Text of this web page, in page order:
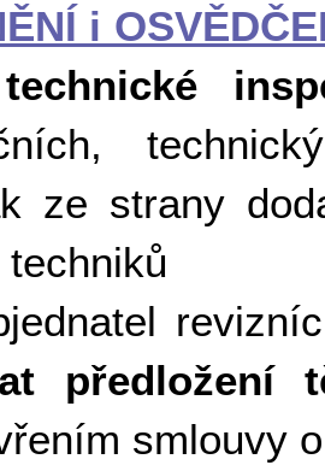
i
ze strany
předložení
smlouvy